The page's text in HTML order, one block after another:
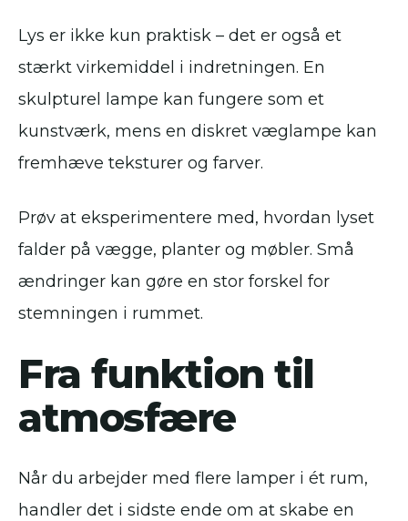
Lys er ikke kun praktisk – det er også et
stærkt virkemiddel i indretningen. En
skulpturel lampe kan fungere som et
kunstværk, mens en diskret væglampe kan
fremhæve teksturer og farver.
Prøv at eksperimentere med, hvordan lyset
falder på vægge, planter og møbler. Små
ændringer kan gøre en stor forskel for
stemningen i rummet.
Fra funktion til
atmosfære
Når du arbejder med flere lamper i ét rum,
handler det i sidste ende om at skabe en